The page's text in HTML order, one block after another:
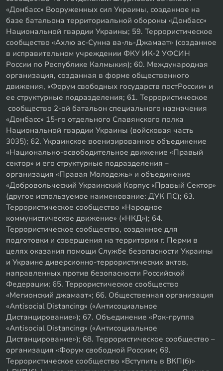
«Донбасс» Вооруженных сил Украины, созданное на
базе батальона территориальной обороны «Донбасс»
Национальной гвардии Украины; 59. Террористическое
сообщество «Ахлю ас-Сунна ва-ль-Джамаат» (созданное
в исправительном учреждении ФКУ ИК-2 УФСИН
России по Республике Калмыкия); 60. Международная
организация, созданная в форме общественного
движения, «Форум свободных государств постРоссии» и
ее структурные подразделения; 61. Террористическое
сообщество 2-ой батальон специального назначения
«Донбасс» 15-го отдельного Славянского полка
Национальной гвардии Украины (войсковая часть
3035); 62. Украинское военизированное объединение
«Национально-освободительное движение «Правый
сектор» и его структурные подразделения –
организация «Правая Молодежь» и объединение
«Добровольческий Украинский Корпус «Правый Сектор»
(другое используемое наименование: ДУК ПС); 63.
Террористическое сообщество «Народное
коммунистическое движение» («НКД»); 64.
Террористическое сообщество, созданное для
подготовки и совершения на территории г. Перми в
целях оказания помощи Службе безопасности Украины
и Украине диверсионно-террористических актов,
направленных против безопасности Российской
Федерации; 65. Террористическое сообщество
«Мегионский джамаат»; 66. Общественная организация
«Antisocial Distancing» («Антисоциальное
Дистанцирование»); 67. Объединение «Рок-группа
«Antisocial Distancing» («Антисоциальное
Дистанцирование»); 68. Террористическое сообщество –
организация «Форум свободной России»; 69.
Террористическое сообщество «Вступить в ВКП(б)»